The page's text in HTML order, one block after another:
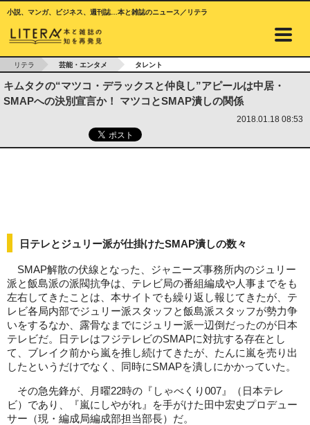
小説、マンガ、ビジネス、週刊誌…本と雑誌のニュース／リテラ
リテラ 芸能・エンタメ タレント
キムタクの“マツコ・デラックスと仲良し”アピールは中居・
SMAPへの決別宣言か！ マツコとSMAP潰しの関係
2018.01.18 08:53
日テレとジュリー派が仕掛けたSMAP潰しの数々
SMAP解散の伏線となった、ジャニーズ事務所内のジュリー
派と飯島派の派閥抗争は、テレビ局の番組編成や人事までをも
左右してきたことは、本サイトでも繰り返し報じてきたが、テ
レビ各局内部でジュリー派スタッフと飯島派スタッフが勢力争
いをするなか、露骨なまでにジュリー派一辺倒だったのが日本
テレビだ。日テレはフジテレビのSMAPに対抗する存在とし
て、ブレイク前から嵐を推し続けてきたが、たんに嵐を売り出
したというだけでなく、同時にSMAPを潰しにかかっていた。
その急先鋒が、月曜22時の『しゃべくり007』（日本テレ
ビ）であり、『嵐にしやがれ』を手がけた田中宏史プロデュー
サー（現・編成局編成部担当部長）だ。